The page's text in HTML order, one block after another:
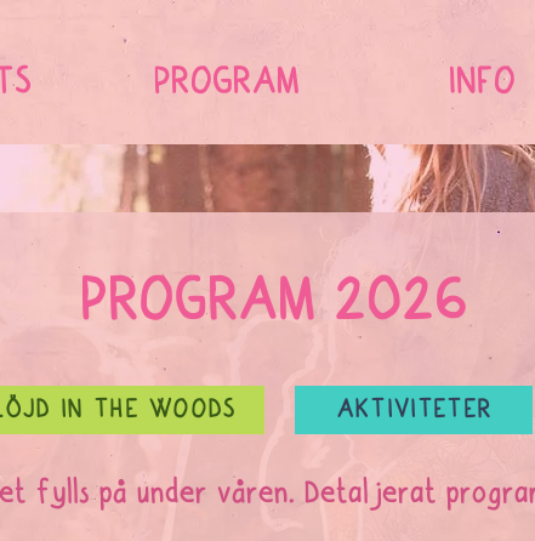
PROGRAM INFO
PROGRAM 2026
IN THE WOODS AKTIVITETER
fylls på under våren. Detaljerat